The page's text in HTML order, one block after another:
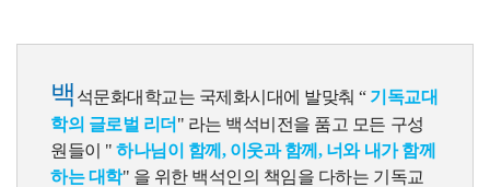
백 석문화대학교는 국제화시대에 발맞춰 “ 기독교대
학의 글로벌 리더 " 라는 백석비전을 품고 모든 구성
원들이 "하나님이 함께, 이웃과 함께, 너와 내가 함께
하는 대학" 을 위한 백석인의 책임을 다하는 기독교